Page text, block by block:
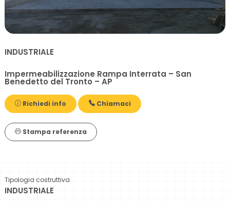
INDUSTRIALE
Impermeabilizzazione Rampa Interrata – San
Benedetto del Tronto – AP
Richiedi info Chiamaci
Stampa referenza
Tipologia costruttiva
INDUSTRIALE